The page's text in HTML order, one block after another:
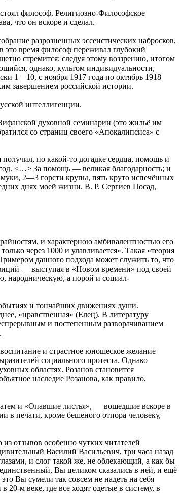
философ. Религиозно-Философское
что он вскоре и сделал.
разрозненных эссеистических набросков,
время философ переживал глубокий
стремится; следуя этому воззрению, итогом
однако, культом индивидуальности,
1—10, с ноября 1917 года по октябрь 1918
завершением российской истории.
интеллигенции.
духовной семинарии (это жильё им
со страниц своего «Апокалипсиса» с
по какой-то догадке сердца, помощь и
<…> За помощь — великая благодарность; и
2—3 горсти крупы, пять круто испечённых
днях моей жизни. В. Р. Сергиев Посад,
и характерною амбивалентностью его
через 1000 и улавливается». Такая «теория
данного подхода может служить то, что
— выступая в «Новом времени» под своей
народническую, а порой и социал-
и тончайших движениях души.
«нравственная» (Елец). В литературу
и постепенным разворачиванием
и страстное юношеское желание
социального протеста. Однако
областях. Розанов становится
наследие Розанова, как правило,
и «Опавшие листья», — вошедшие вскоре в
в печати, кроме бешеного отпора человеку,
отзывов особенно чутких читателей
Василий Васильевич, три часа назад
и слог такой же, не облекающий, а как бы
Вы целиком сказались в ней, и ещё
Вы сумели так совсем не надеть на себя
м веке, где все ходят одетые в систему, в